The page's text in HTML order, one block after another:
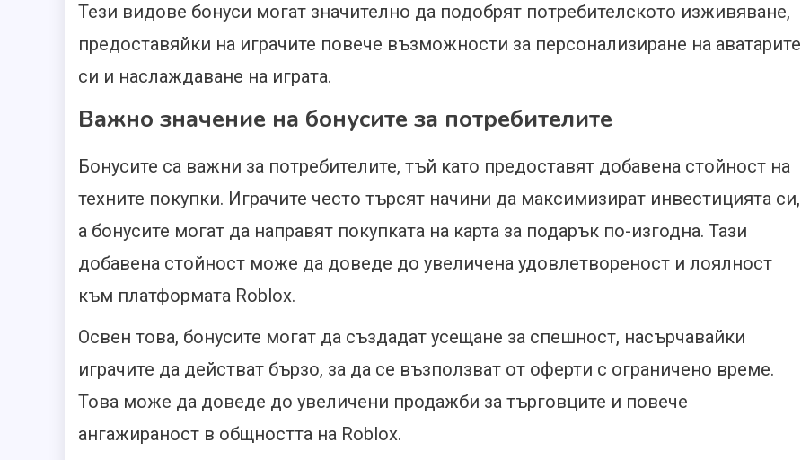
Тези видове бонуси могат значително да подобрят потребителското изживяване,
предоставяйки на играчите повече възможности за персонализиране на аватарите
си и наслаждаване на играта.
Важно значение на бонусите за потребителите
Бонусите са важни за потребителите, тъй като предоставят добавена стойност на
техните покупки. Играчите често търсят начини да максимизират инвестицията си,
а бонусите могат да направят покупката на карта за подарък по-изгодна. Тази
добавена стойност може да доведе до увеличена удовлетвореност и лоялност
към платформата Roblox.
Освен това, бонусите могат да създадат усещане за спешност, насърчавайки
играчите да действат бързо, за да се възползват от оферти с ограничено време.
Това може да доведе до увеличени продажби за търговците и повече
ангажираност в общността на Roblox.